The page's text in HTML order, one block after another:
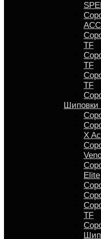
TF
TF
TF
Шиповки
X
Elite
TF